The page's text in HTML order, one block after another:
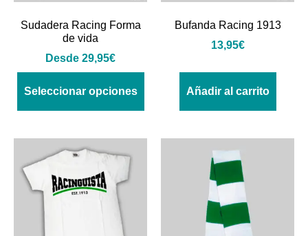
Sudadera Racing Forma
de vida
Desde 29,95€
Seleccionar opciones
Bufanda Racing 1913
13,95€
Añadir al carrito